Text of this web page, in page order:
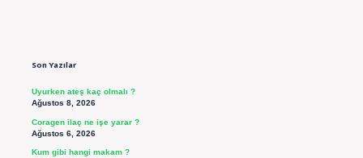
Son Yazılar
Uyurken ateş kaç olmalı ?
Ağustos 8, 2026
Coragen ilaç ne işe yarar ?
Ağustos 6, 2026
Kum gibi hangi makam ?